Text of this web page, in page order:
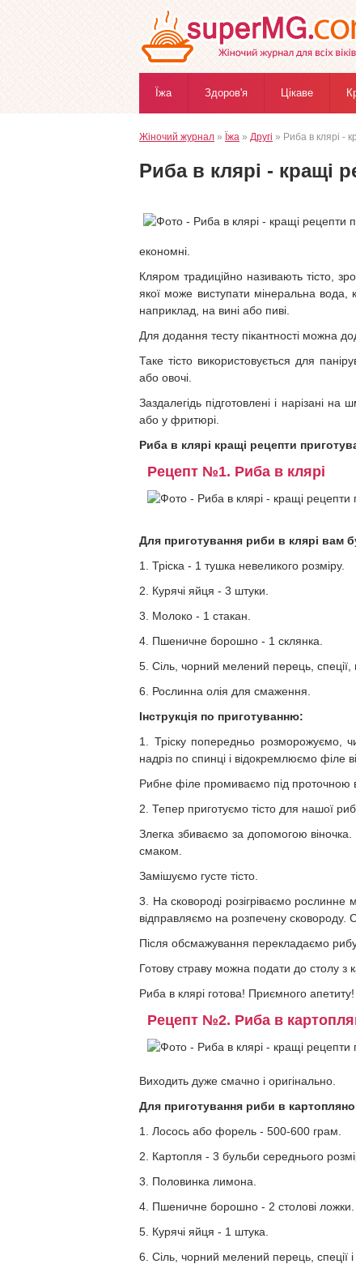
Їжа Здоров'я Цікаве
Жіночий журнал » Їжа » Другі » Риба в клярі -
Риба в клярі - кращі
економні.
Кляром традиційно називають тісто,
якої може виступати мінеральна вода,
наприклад, на вині або пиві.
Для додання тесту пікантності можна
Таке тісто використовується для
або овочі.
Заздалегідь підготовлені і нарізані
або у фритюрі.
Риба в клярі кращі рецепти
Рецепт №1. Риба в клярі
Для приготування риби в клярі вам
1. Тріска - 1 тушка невеликого розміру.
2. Курячі яйця - 3 штуки.
3. Молоко - 1 стакан.
4. Пшеничне борошно - 1 склянка.
5. Сіль, чорний мелений перець, спеції,
6. Рослинна олія для смаження.
Інструкція по приготуванню:
1. Тріску попередньо розморожуємо,
надріз по спинці і відокремлюємо філе
Рибне філе промиваємо під проточною
2. Тепер приготуємо тісто для нашої
Злегка збиваємо за допомогою
смаком.
Замішуємо густе тісто.
3. На сковороді розігріваємо
відправляємо на розпечену сковороду.
Після обсмажування перекладаємо
Готову страву можна подати до столу
Риба в клярі готова! Приємного апетиту!
Рецепт №2. Риба в
Виходить дуже смачно і оригінально.
Для приготування риби в
1. Лосось або форель - 500-600 грам.
2. Картопля - 3 бульби середнього
3. Половинка лимона.
4. Пшеничне борошно - 2 столові ложки.
5. Курячі яйця - 1 штука.
6. Сіль, чорний мелений перець, спеції